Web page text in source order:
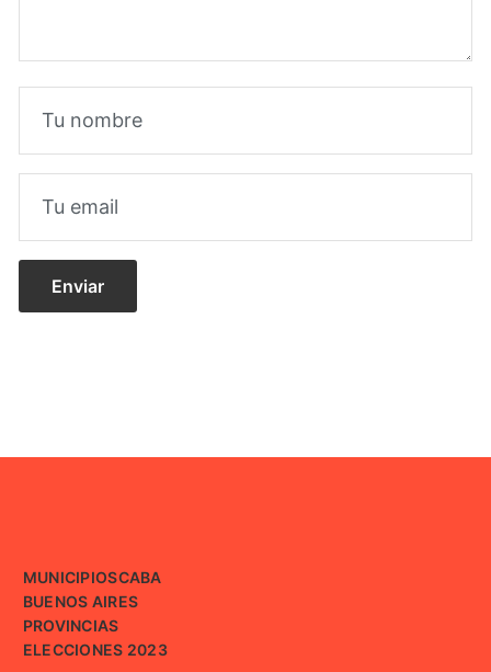
MUNICIPIOSCABA
BUENOS AIRES
PROVINCIAS
ELECCIONES 2023